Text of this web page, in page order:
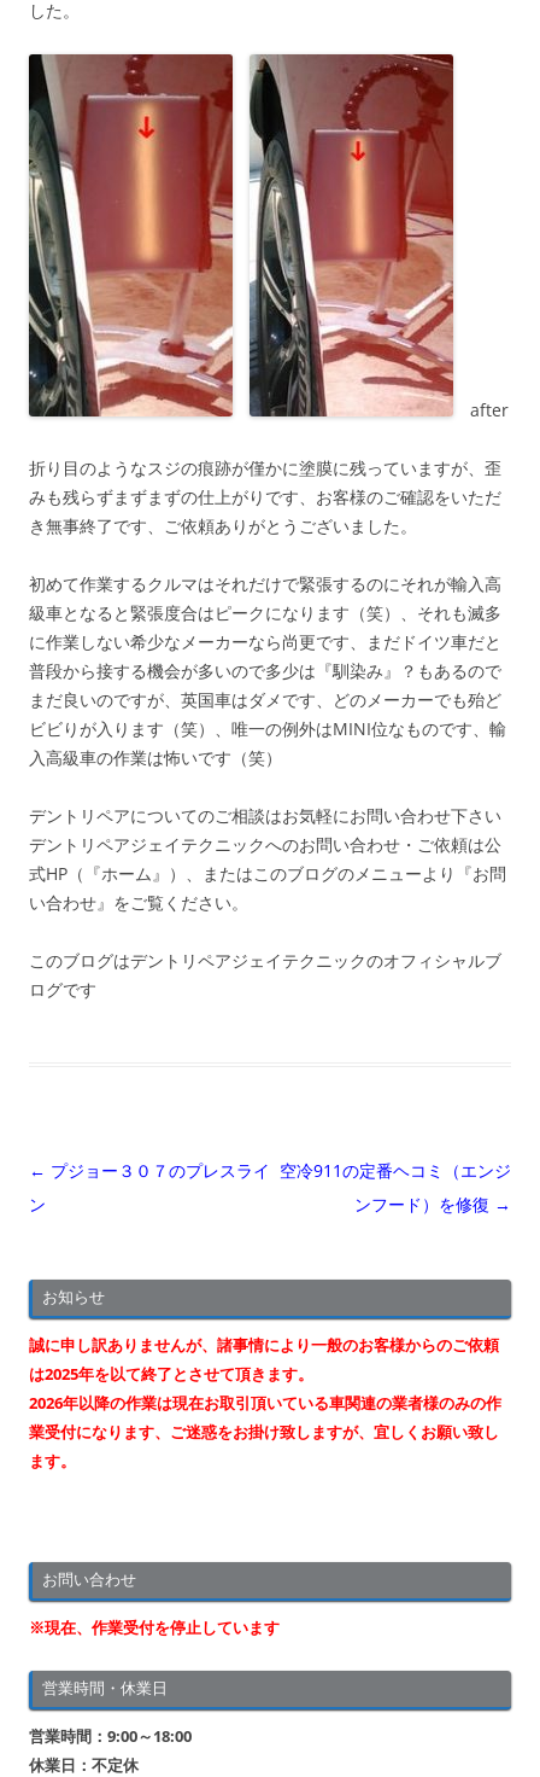
した。
after
折り目のようなスジの痕跡が僅かに塗膜に残っていますが、歪
みも残らずまずまずの仕上がりです、お客様のご確認をいただ
き無事終了です、ご依頼ありがとうございました。
初めて作業するクルマはそれだけで緊張するのにそれが輸入高
級車となると緊張度合はピークになります（笑）、それも滅多
に作業しない希少なメーカーなら尚更です、まだドイツ車だと
普段から接する機会が多いので多少は『馴染み』？もあるので
まだ良いのですが、英国車はダメです、どのメーカーでも殆ど
ビビりが入ります（笑）、唯一の例外はMINI位なものです、輸
入高級車の作業は怖いです（笑）
デントリペアについてのご相談はお気軽にお問い合わせ下さい
デントリペアジェイテクニックへのお問い合わせ・ご依頼は公
式HP（『ホーム』）、またはこのブログのメニューより『お問
い合わせ』をご覧ください。
このブログはデントリペアジェイテクニックのオフィシャルブ
ログです
投
稿
ゲ
ー
シ
ョ
ン
← プジョー３０７のプレスライ
ン
空冷911の定番ヘコミ（エンジ
ンフード）を修復 →
お知らせ
誠に申し訳ありませんが、諸事情により一般のお客様からのご依頼
は2025年を以て終了とさせて頂きます。
2026年以降の作業は現在お取引頂いている車関連の業者様のみの作
業受付になります、ご迷惑をお掛け致しますが、宜しくお願い致し
ます。
お問い合わせ
※現在、作業受付を停止しています
営業時間・休業日
営業時間：9:00～18:00
休業日：不定休